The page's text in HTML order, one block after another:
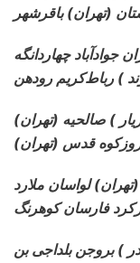
(تهران) باقرشهر
جوادآباد چهاردانگه
) رباط‌کریم رودهن
) صالحیه (تهران)
قدس (تهران)
لواسان ملارد
فارسان کوهرنگ
) بروجن بلداجی بن